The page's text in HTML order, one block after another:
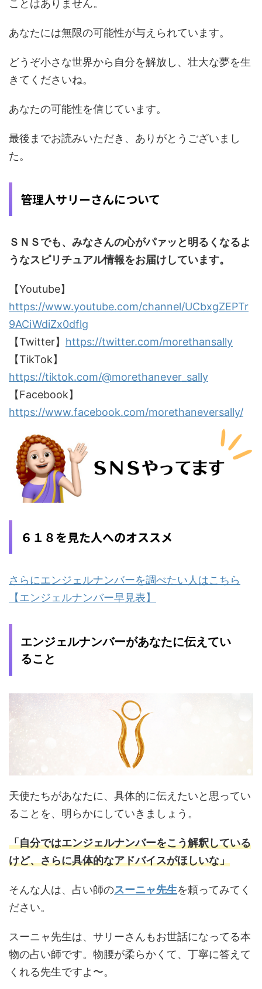
ことはありません。
あなたには無限の可能性が与えられています。
どうぞ小さな世界から自分を解放し、壮大な夢を生
きてくださいね。
あなたの可能性を信じています。
最後までお読みいただき、ありがとうございまし
た。
管理人サリーさんについて
ＳＮＳでも、みなさんの心がパァッと明るくなるよ
うなスピリチュアル情報をお届けしています。
【Youtube】
https://www.youtube.com/channel/UCbxgZEPTr
9ACiWdiZx0dflg
【Twitter】 https://twitter.com/morethansally
【TikTok】
https://tiktok.com/@morethanever_sally
【Facebook】
https://www.facebook.com/morethaneversally/
６１８を見た人へのオススメ
さらにエンジェルナンバーを調べたい人はこちら
【エンジェルナンバー早見表】
エンジェルナンバーがあなたに伝えてい
ること
天使たちがあなたに、具体的に伝えたいと思ってい
ることを、明らかにしていきましょう。
「自分ではエンジェルナンバーをこう解釈している
けど、さらに具体的なアドバイスがほしいな」
そんな人は、占い師のスーニャ先生を頼ってみてく
ださい。
スーニャ先生は、サリーさんもお世話になってる本
物の占い師です。物腰が柔らかくて、丁寧に答えて
くれる先生ですよ〜。